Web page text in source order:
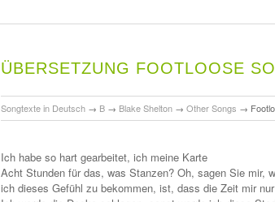
ÜBERSETZUNG FOOTLOOSE
Songtexte in Deutsch → B → Blake Shelton → Other Songs →
Ich habe so hart gearbeitet, ich meine Karte
Acht Stunden für das, was Stanzen? Oh, sagen Sie mir,
ich dieses Gefühl zu bekommen, ist, dass die Zeit mir nur